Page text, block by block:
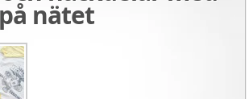
nätet